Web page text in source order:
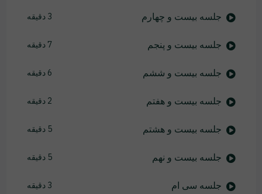
جلسه بیست و چهارم 3 دقیقه
جلسه بیست و پنجم 7 دقیقه
جلسه بیست و ششم 6 دقیقه
جلسه بیست و هفتم 2 دقیقه
جلسه بیست و هشتم 5 دقیقه
جلسه بیست و نهم 5 دقیقه
جلسه سی ام 3 دقیقه